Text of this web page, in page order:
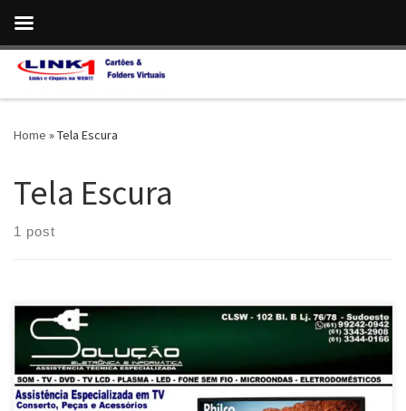
Skip to content
Home »Tela Escura
Tela Escura
1 post
Solução Eletrônica , Assistência Técnica em TV Smart de Plasma
Philco – Brasília / DF TV Smart de LED Philco , Reparo da Placa